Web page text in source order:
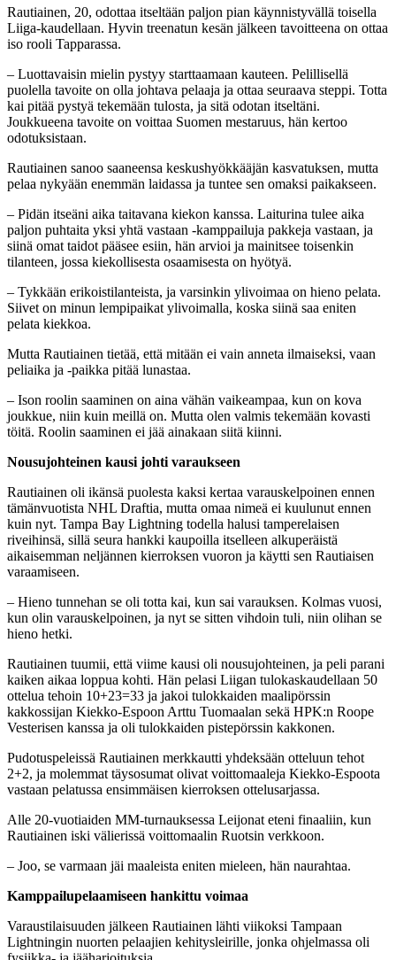
Rautiainen, 20, odottaa itseltään paljon pian käynnistyvällä toisella
Liiga-kaudellaan. Hyvin treenatun kesän jälkeen tavoitteena on ottaa
iso rooli Tapparassa.
– Luottavaisin mielin pystyy starttaamaan kauteen. Pelillisellä
puolella tavoite on olla johtava pelaaja ja ottaa seuraava steppi. Totta
kai pitää pystyä tekemään tulosta, ja sitä odotan itseltäni.
Joukkueena tavoite on voittaa Suomen mestaruus, hän kertoo
odotuksistaan.
Rautiainen sanoo saaneensa keskushyökkääjän kasvatuksen, mutta
pelaa nykyään enemmän laidassa ja tuntee sen omaksi paikakseen.
– Pidän itseäni aika taitavana kiekon kanssa. Laiturina tulee aika
paljon puhtaita yksi yhtä vastaan -kamppailuja pakkeja vastaan, ja
siinä omat taidot pääsee esiin, hän arvioi ja mainitsee toisenkin
tilanteen, jossa kiekollisesta osaamisesta on hyötyä.
– Tykkään erikoistilanteista, ja varsinkin ylivoimaa on hieno pelata.
Siivet on minun lempipaikat ylivoimalla, koska siinä saa eniten
pelata kiekkoa.
Mutta Rautiainen tietää, että mitään ei vain anneta ilmaiseksi, vaan
peliaika ja -paikka pitää lunastaa.
– Ison roolin saaminen on aina vähän vaikeampaa, kun on kova
joukkue, niin kuin meillä on. Mutta olen valmis tekemään kovasti
töitä. Roolin saaminen ei jää ainakaan siitä kiinni.
Nousujohteinen kausi johti varaukseen
Rautiainen oli ikänsä puolesta kaksi kertaa varauskelpoinen ennen
tämänvuotista NHL Draftia, mutta omaa nimeä ei kuulunut ennen
kuin nyt. Tampa Bay Lightning todella halusi tamperelaisen
riveihinsä, sillä seura hankki kaupoilla itselleen alkuperäistä
aikaisemman neljännen kierroksen vuoron ja käytti sen Rautiaisen
varaamiseen.
– Hieno tunnehan se oli totta kai, kun sai varauksen. Kolmas vuosi,
kun olin varauskelpoinen, ja nyt se sitten vihdoin tuli, niin olihan se
hieno hetki.
Rautiainen tuumii, että viime kausi oli nousujohteinen, ja peli parani
kaiken aikaa loppua kohti. Hän pelasi Liigan tulokaskaudellaan 50
ottelua tehoin 10+23=33 ja jakoi tulokkaiden maalipörssin
kakkossijan Kiekko-Espoon Arttu Tuomaalan sekä HPK:n Roope
Vesterisen kanssa ja oli tulokkaiden pistepörssin kakkonen.
Pudotuspeleissä Rautiainen merkkautti yhdeksään otteluun tehot
2+2, ja molemmat täysosumat olivat voittomaaleja Kiekko-Espoota
vastaan pelatussa ensimmäisen kierroksen ottelusarjassa.
Alle 20-vuotiaiden MM-turnauksessa Leijonat eteni finaaliin, kun
Rautiainen iski välierissä voittomaalin Ruotsin verkkoon.
– Joo, se varmaan jäi maaleista eniten mieleen, hän naurahtaa.
Kamppailupelaamiseen hankittu voimaa
Varaustilaisuuden jälkeen Rautiainen lähti viikoksi Tampaan
Lightningin nuorten pelaajien kehitysleirille, jonka ohjelmassa oli